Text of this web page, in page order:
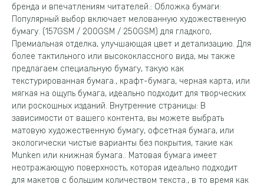
бренда и впечатлениям читателей.: Обложка бумаги:
Популярный выбор включает мелованную художественную
бумагу. (157GSM / 200GSM / 250GSM) для гладкого,
Премиальная отделка, улучшающая цвет и детализацию. Для
более тактильного или высококлассного вида, мы также
предлагаем специальную бумагу, такую ​​как
текстурированная бумага., крафт-бумага, черная карта, или
мягкая на ощупь бумага, идеально подходит для творческих
или роскошных изданий. Внутренние страницы: В
зависимости от вашего контента, вы можете выбрать
матовую художественную бумагу, офсетная бумага, или
экологически чистые варианты без покрытия, такие как
Munken или книжная бумага.. Матовая бумага имеет
неотражающую поверхность, которая идеально подходит
для макетов с большим количеством текста., в то время как